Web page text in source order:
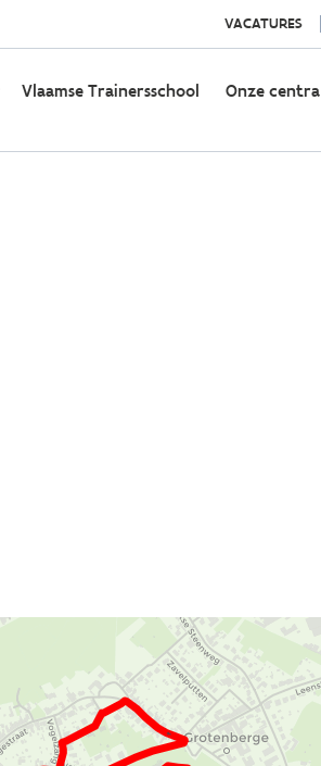
VACATURES
Vlaamse Trainersschool Onze centra